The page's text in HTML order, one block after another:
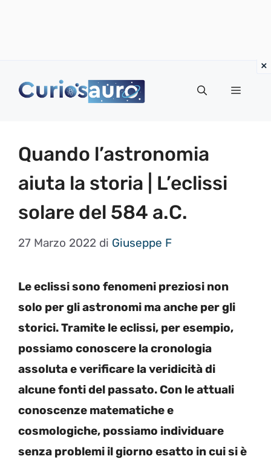
Menu
Quando l’astronomia
aiuta la storia | L’eclissi
solare del 584 a.C.
27 Marzo 2022 di Giuseppe F
Le eclissi sono fenomeni preziosi non
solo per gli astronomi ma anche per gli
storici. Tramite le eclissi, per esempio,
possiamo conoscere la cronologia
assoluta e verificare la veridicità di
alcune fonti del passato. Con le attuali
conoscenze matematiche e
cosmologiche, possiamo individuare
senza problemi il giorno esatto in cui si è